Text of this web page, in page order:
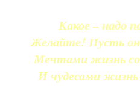
Какое – надо
Желайте! Пусть
Мечтами жизнь
И чудесами